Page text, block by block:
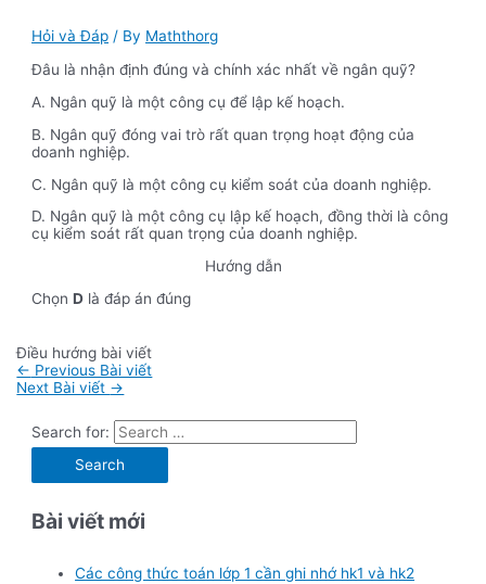
Hỏi và Đáp / By Maththorg
Đâu là nhận định đúng và chính xác nhất về ngân quỹ?
A. Ngân quỹ là một công cụ để lập kế hoạch.
B. Ngân quỹ đóng vai trò rất quan trọng hoạt động của
doanh nghiệp.
C. Ngân quỹ là một công cụ kiểm soát của doanh nghiệp.
D. Ngân quỹ là một công cụ lập kế hoạch, đồng thời là công
cụ kiểm soát rất quan trọng của doanh nghiệp.
Hướng dẫn
ChọnD là đáp án đúng
Điều hướng bài viết
← Previous Bài viết
Next Bài viết →
Search for:
Bài viết mới
Các công thức toán lớp 1 cần ghi nhớ hk1 và hk2